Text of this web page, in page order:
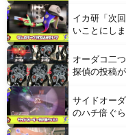
Powered by livedoor 相互RSS
イカ研「次
いことにし
オーダコ二
探偵の投稿
サイドオー
のハチ倍ぐ